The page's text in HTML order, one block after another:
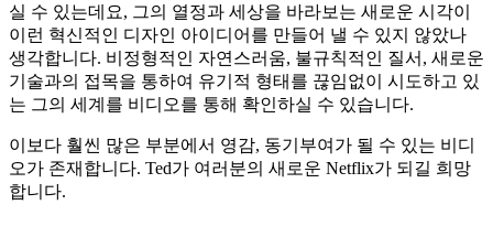
실 수 있는데요, 그의 열정과 세상을 바라보는 새로운 시각이
이런 혁신적인 디자인 아이디어를 만들어 낼 수 있지 않았나
생각합니다. 비정형적인 자연스러움, 불규칙적인 질서, 새로운
기술과의 접목을 통하여 유기적 형태를 끊임없이 시도하고 있
는 그의 세계를 비디오를 통해 확인하실 수 있습니다.
이보다 훨씬 많은 부분에서 영감, 동기부여가 될 수 있는 비디
오가 존재합니다. Ted가 여러분의 새로운 Netflix가 되길 희망
합니다.